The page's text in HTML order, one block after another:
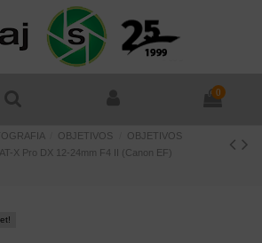
0
OBJETIVOS
OBJETIVOS
X Pro DX 12-24mm F4 II (Canon EF)